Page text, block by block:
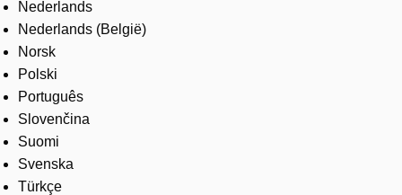
Nederlands
Nederlands (België)
Norsk
Polski
Português
Slovenčina
Suomi
Svenska
Türkçe